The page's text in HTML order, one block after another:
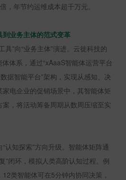
倍，年节约运维成本超千万元。
到业务主体的范式变革
具”向“业务主体”演进。云徙科技的
体系，通过“xAaaS智能体运营平台
数据智能平台”架构，实现从感知、决
电企业的促销场景中，其智能体矩
，将活动筹备周期从数周压缩至实
认知探索”方向升级。智能体矩阵通
”闭环，模拟人类高阶认知过程。例
12类智能体可在5分钟内协同决策，